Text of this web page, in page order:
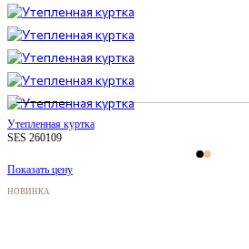
Утепленная куртка
SES 260109
Показать цену
НОВИНКА